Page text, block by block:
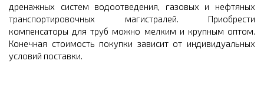
дренажных систем водоотведения, газовых и нефтяных
транспортировочных магистралей. Приобрести
компенсаторы для труб можно мелким и крупным оптом.
Конечная стоимость покупки зависит от индивидуальных
условий поставки.